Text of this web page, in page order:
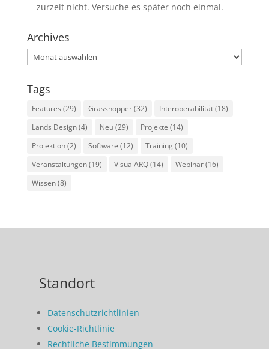
zurzeit nicht. Versuche es später noch einmal.
Archives
Archives
Tags
Features (29) Grasshopper(32) Interoperabilität(18)
Lands Design(4) Neu(29) Projekte (14)
Projektion(2) Software (12) Training(10)
Veranstaltungen(19) VisualARQ(14) Webinar(16)
Wissen(8)
Standort
Datenschutzrichtlinien
Cookie-Richtlinie
Rechtliche Bestimmungen